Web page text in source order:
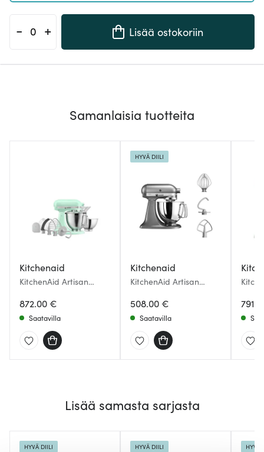
- + Lisää ostokoriin
Samanlaisia tuotteita
Kitchenaid
KitchenAid Artisan
5KSM195PSESD
Spearmint
872.00 €
Saatavilla
Kitchenaid
KitchenAid Artisan
Silver
508.00 €
HYVÄ DIILI
Saatavilla
Lisää samasta sarjasta
HYVÄ DIILI HYVÄ DIILI HYVÄ